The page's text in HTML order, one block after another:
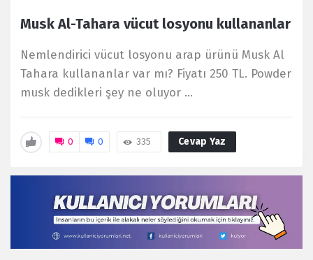
Musk Al-Tahara vücut losyonu kullananlar
Nemlendirici vücut losyonu arap ürünü Musk Al
Tahara kullananlar var mı? Fiyatı 250 TL. Powder
musk dedikleri şey ne oluyor ...
0 0 335 Cevap Yaz